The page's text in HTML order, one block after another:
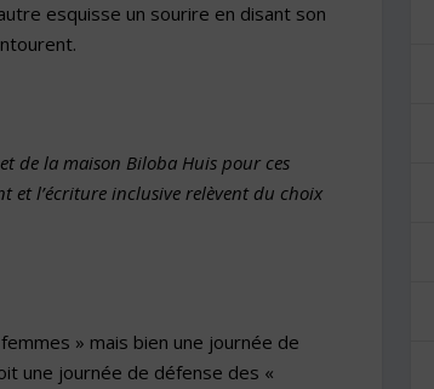
esquisse un sourire en disant son
de la maison Biloba Huis pour ces
et l’écriture inclusive relèvent du choix
» mais bien une journée de
une journée de défense des «